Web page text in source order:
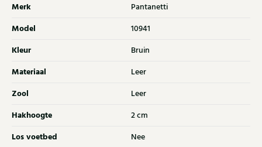
Merk Pantanetti
Model 10941
Kleur Bruin
Materiaal Leer
Zool Leer
Hakhoogte 2 cm
Los voetbed Nee